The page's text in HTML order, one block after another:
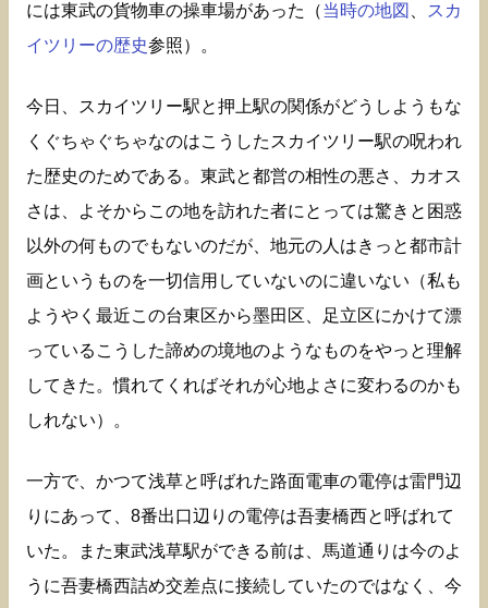
には東武の貨物車の操車場があった（当時の地図
スカ
イツリーの歴史参照）。
今日、スカイツリー駅と押上駅の関係がどうしようもな
くぐちゃぐちゃなのはこうしたスカイツリー駅の呪われ
た歴史のためである。東武と都営の相性の悪さ、カオス
さは、よそからこの地を訪れた者にとっては驚きと困惑
以外の何ものでもないのだが、地元の人はきっと都市計
画というものを一切信用していないのに違いない（私も
ようやく最近この台東区から墨田区、足立区にかけて漂
っているこうした諦めの境地のようなものをやっと理解
してきた。慣れてくればそれが心地よさに変わるのかも
しれない）。
一方で、かつて浅草と呼ばれた路面電車の電停は雷門辺
りにあって、8番出口辺りの電停は吾妻橋西と呼ばれて
いた。また東武浅草駅ができる前は、馬道通りは今のよ
うに吾妻橋西詰め交差点に接続していたのではなく、今